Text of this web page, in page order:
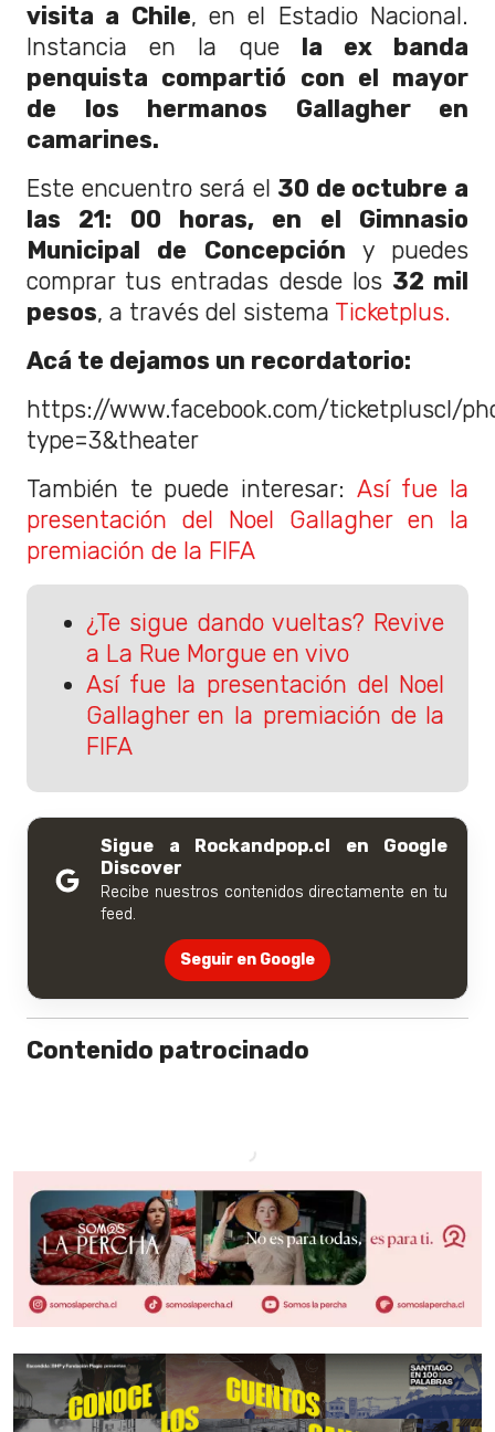
visita a Chile, en el Estadio Nacional.
Instancia en la que la ex banda
penquista compartió con el mayor
de los hermanos Gallagher en
camarines.
Este encuentro será el 30 de octubre a
las 21: 00 horas, en el Gimnasio
Municipal de Concepción y puedes
comprar tus entradas desde los 32 mil
pesos, a través del sistema Ticketplus.
Acá te dejamos un recordatorio:
https://www.facebook.com/ticketpluscl/
type=3&theater
También te puede interesar: Así fue la
presentación del Noel Gallagher en la
premiación de la FIFA
¿Te sigue dando vueltas? Revive
a La Rue Morgue en vivo
Así fue la presentación del Noel
Gallagher en la premiación de la
FIFA
Sigue a Rockandpop.cl en Google
Discover
Recibe nuestros contenidos directamente en tu
feed.
Seguir en Google
Contenido patrocinado